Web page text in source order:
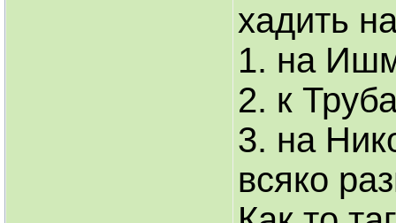
хадить
1. на
2. к
3. на
всяко